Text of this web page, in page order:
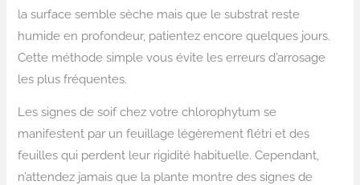
la surface semble sèche mais que le substrat reste
humide en profondeur, patientez encore quelques jours.
Cette méthode simple vous évite les erreurs d’arrosage
les plus fréquentes.
Les signes de soif chez votre chlorophytum se
manifestent par un feuillage légèrement flétri et des
feuilles qui perdent leur rigidité habituelle. Cependant,
n’attendez jamais que la plante montre des signes de